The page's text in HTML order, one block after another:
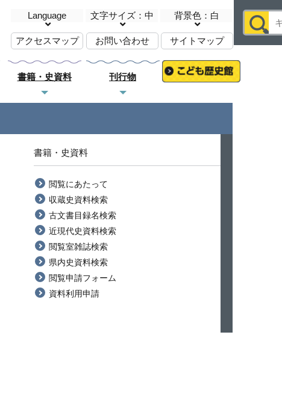
Language 文字サイズ：中 背景色：白
アクセスマップ お問い合わせ サイトマップ
書籍・史資料 刊行物
書籍・史資料
閲覧にあたって
収蔵史資料検索
古文書目録名検索
近現代史資料検索
閲覧室雑誌検索
県内史資料検索
閲覧申請フォーム
資料利用申請